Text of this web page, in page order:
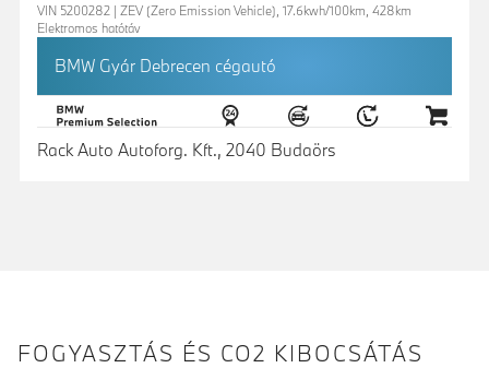
VIN 5200282 | ZEV (Zero Emission Vehicle), 17.6kwh/100km, 428km
Elektromos hatótáv
BMW Gyár Debrecen cégautó
Rack Auto Autoforg. Kft., 2040 Budaörs
FOGYASZTÁS ÉS CO2 KIBOCSÁTÁS